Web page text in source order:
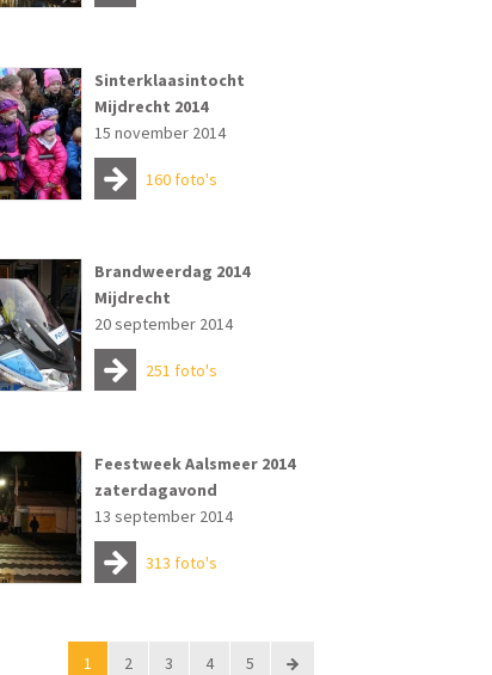
Sinterklaasintocht
Mijdrecht 2014
15 november 2014
160 foto's
Brandweerdag 2014
Mijdrecht
20 september 2014
251 foto's
Feestweek Aalsmeer 2014
zaterdagavond
13 september 2014
313 foto's
1 2 3 4 5